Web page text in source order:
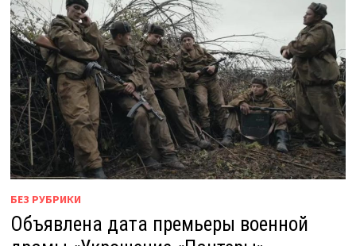
БЕЗ РУБРИКИ
Объявлена дата премьеры военной